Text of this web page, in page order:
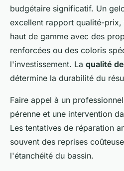
budgétaire significatif. Un
excellent rapport qualité-
haut de gamme avec des
renforcées ou des coloris
l'investissement. La qualité
détermine la durabilité du
Faire appel à un
pérenne et une intervention
Les tentatives de réparation
souvent des reprises
l'étanchéité du bassin.